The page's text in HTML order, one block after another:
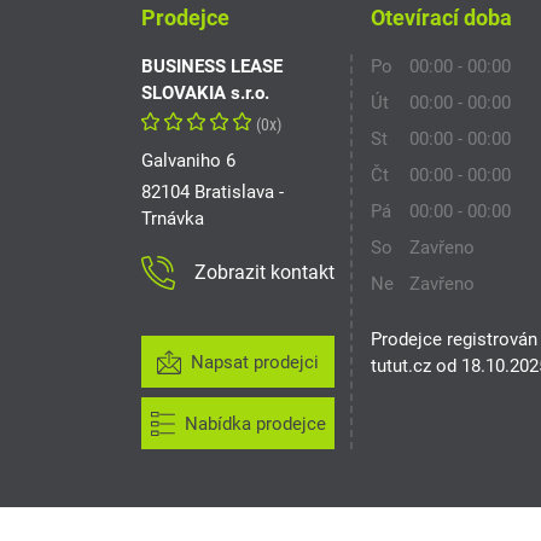
Prodejce
BUSINESS LEASE
SLOVAKIA s.r.o.
(0x)
Galvaniho 6
82104 Bratislava -
Trnávka
Zobrazit kontakt
Napsat prodejci
Nabídka prodejce
Otevírací doba
Po
00:00 - 00:00
Út
00:00 - 00:00
St
00:00 - 00:00
Čt
00:00 - 00:00
Pá
00:00 - 00:00
So
Zavřeno
Ne
Zavřeno
Prodejce registrován
tutut.cz od